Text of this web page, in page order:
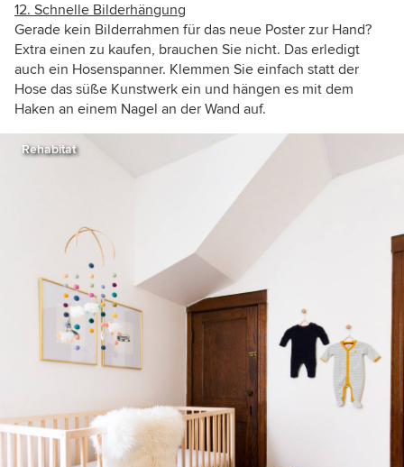
12. Schnelle Bilderhängung
Gerade kein Bilderrahmen für das neue Poster zur Hand?
Extra einen zu kaufen, brauchen Sie nicht. Das erledigt
auch ein Hosenspanner. Klemmen Sie einfach statt der
Hose das süße Kunstwerk ein und hängen es mit dem
Haken an einem Nagel an der Wand auf.
Rehabitat